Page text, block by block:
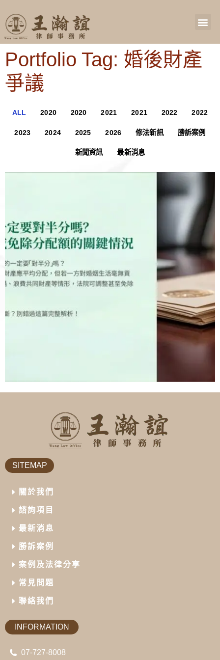
Portfolio Tag: 婚後財產
爭議
ALL 2020 2020 2021 2021 2022 2022
2023 2024 2025 2026 修法新訊 勝訴案例
新聞資訊 最新消息
SITEMAP
關於我們
諮詢項目
最新消息
勝訴案例
案例及法律分享
常見問題
聯絡我們
INFORMATION
07-727-8008